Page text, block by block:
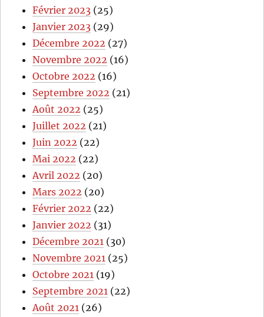
Février 2023 (25)
Janvier 2023 (29)
Décembre 2022 (27)
Novembre 2022 (16)
Octobre 2022 (16)
Septembre 2022 (21)
Août 2022 (25)
Juillet 2022 (21)
Juin 2022 (22)
Mai 2022 (22)
Avril 2022 (20)
Mars 2022 (20)
Février 2022 (22)
Janvier 2022 (31)
Décembre 2021 (30)
Novembre 2021 (25)
Octobre 2021 (19)
Septembre 2021 (22)
Août 2021 (26)